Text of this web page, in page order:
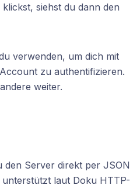
siehst du dann den
verwenden, um dich mit
zu authentifizieren.
weiter.
den Server direkt per JSON
unterstützt laut Doku HTTP-